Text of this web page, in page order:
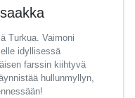
Turkua. Vaimoni
idyllisessä
farssin kiihtyvä
hullunmyllyn,